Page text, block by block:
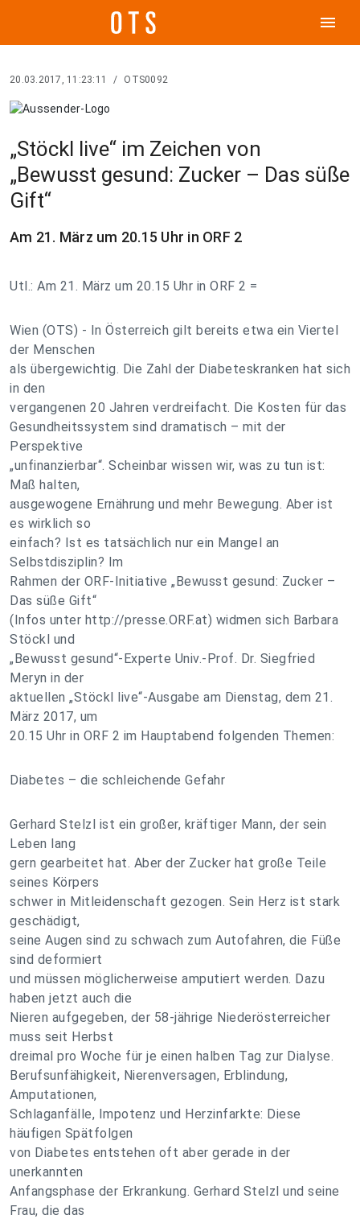
menu
20.03.2017, 11:23:11 / OTS0092
„Stöckl live“ im Zeichen von
„Bewusst gesund: Zucker – Das süße
Gift“
Am 21. März um 20.15 Uhr in ORF 2
Utl.: Am 21. März um 20.15 Uhr in ORF 2 =
Wien (OTS) - In Österreich gilt bereits etwa ein Viertel
der Menschen
als übergewichtig. Die Zahl der Diabeteskranken hat sich
in den
vergangenen 20 Jahren verdreifacht. Die Kosten für das
Gesundheitssystem sind dramatisch – mit der
Perspektive
„unfinanzierbar“. Scheinbar wissen wir, was zu tun ist:
Maß halten,
ausgewogene Ernährung und mehr Bewegung. Aber ist
es wirklich so
einfach? Ist es tatsächlich nur ein Mangel an
Selbstdisziplin? Im
Rahmen der ORF-Initiative „Bewusst gesund: Zucker –
Das süße Gift“
(Infos unter http://presse.ORF.at) widmen sich Barbara
Stöckl und
„Bewusst gesund“-Experte Univ.-Prof. Dr. Siegfried
Meryn in der
aktuellen „Stöckl live“-Ausgabe am Dienstag, dem 21.
März 2017, um
20.15 Uhr in ORF 2 im Hauptabend folgenden Themen:
Diabetes – die schleichende Gefahr
Gerhard Stelzl ist ein großer, kräftiger Mann, der sein
Leben lang
gern gearbeitet hat. Aber der Zucker hat große Teile
seines Körpers
schwer in Mitleidenschaft gezogen. Sein Herz ist stark
geschädigt,
seine Augen sind zu schwach zum Autofahren, die Füße
sind deformiert
und müssen möglicherweise amputiert werden. Dazu
haben jetzt auch die
Nieren aufgegeben, der 58-jährige Niederösterreicher
muss seit Herbst
dreimal pro Woche für je einen halben Tag zur Dialyse.
Berufsunfähigkeit, Nierenversagen, Erblindung,
Amputationen,
Schlaganfälle, Impotenz und Herzinfarkte: Diese
häufigen Spätfolgen
von Diabetes entstehen oft aber gerade in der
unerkannten
Anfangsphase der Erkrankung. Gerhard Stelzl und seine
Frau, die das